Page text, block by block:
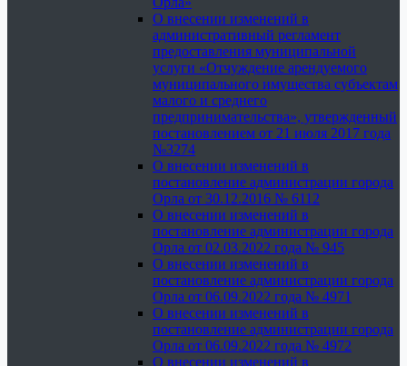
О внесении изменений в
административный регламент
предоставления муниципальной
услуги «Отчуждение арендуемого
муниципального имущества субъектам
малого и среднего
предпринимательства», утвержденный
постановлением от 21 июля 2017 года
№3274
О внесении изменений в
постановление администрации города
Орла от 30.12.2016 № 6112
О внесении изменений в
постановление администрации города
Орла от 02.03.2022 года № 945
О внесении изменений в
постановление администрации города
Орла от 06.09.2022 года № 4971
О внесении изменений в
постановление администрации города
Орла от 06.09.2022 года № 4972
О внесении изменений в